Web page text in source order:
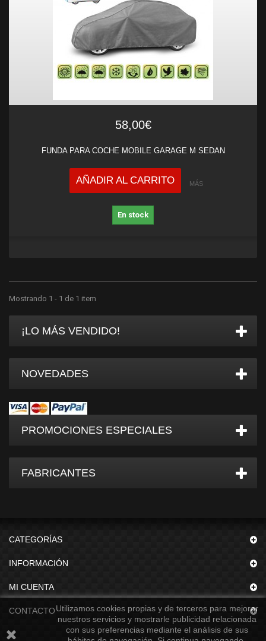
58,00€
FUNDA PARA COCHE MOBILE GARAGE M SEDAN
AÑADIR AL CARRITO MÁS
En stock
Mostrando 1 - 1 de 1 item
¡LO MÁS VENDIDO!
NOVEDADES
PROMOCIONES ESPECIALES
FABRICANTES
CATEGORÍAS
INFORMACIÓN
MI CUENTA
CONTACTOUtilizamos cookies propias y de terceros para mejorar
nuestros servicios y mostrarle publicidad relacionada
con sus preferencias mediante el análisis de sus